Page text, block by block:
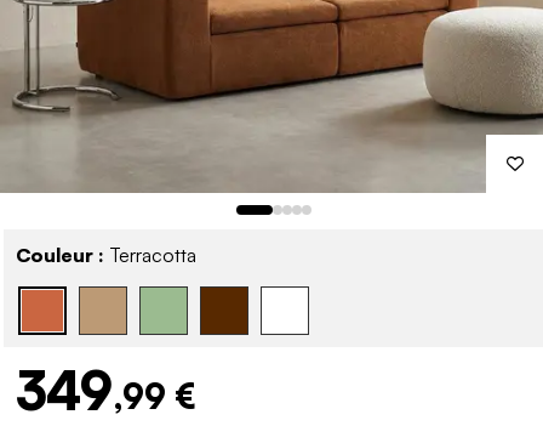
Couleur : Terracotta
349,99 €